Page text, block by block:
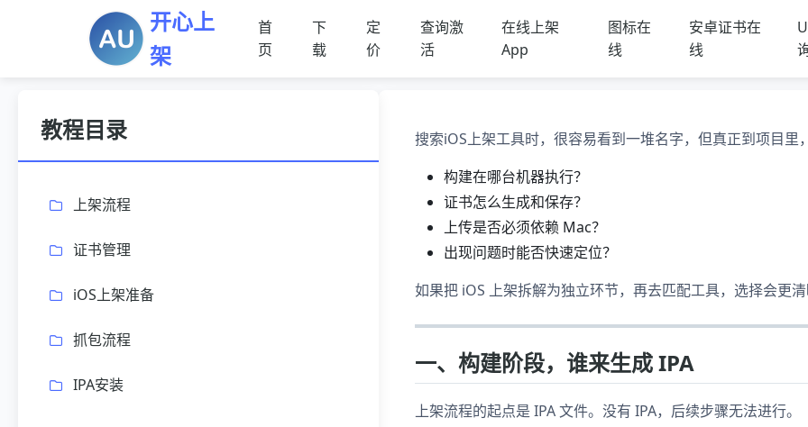
开心上
架
首
页
下
载
定
价
查询激
活
在线上架
App
图标在
线
安卓证书在
线
教程目录
上架流程
证书管理
iOS上架准备
抓包流程
IPA安装
搜索iOS上架工具时，很容易看到一堆名字，但真正到项目里
构建在哪台机器执行？
证书怎么生成和保存？
上传是否必须依赖 Mac？
出现问题时能否快速定位？
如果把 iOS 上架拆解为独立环节，再去匹配工具，选择会更
一、构建阶段，谁来生成 IPA
上架流程的起点是 IPA 文件。没有 IPA，后续步骤无法进行。